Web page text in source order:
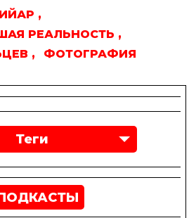
,
РЕАЛЬНОСТЬ ,
,
ФОТОГРАФИЯ
Теги